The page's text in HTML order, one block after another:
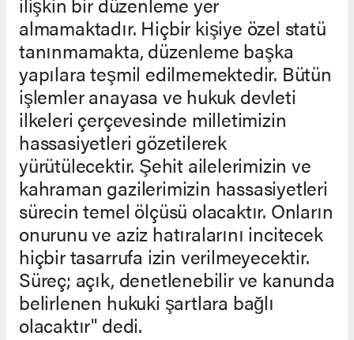
almamaktadır. Hiçbir kişiye özel statü
tanınmamakta, düzenleme başka
yapılara teşmil edilmemektedir. Bütün
işlemler anayasa ve hukuk devleti
ilkeleri çerçevesinde milletimizin
hassasiyetleri gözetilerek
yürütülecektir. Şehit ailelerimizin ve
kahraman gazilerimizin hassasiyetleri
sürecin temel ölçüsü olacaktır. Onların
onurunu ve aziz hatıralarını incitecek
hiçbir tasarrufa izin verilmeyecektir.
Süreç; açık, denetlenebilir ve kanunda
belirlenen hukuki şartlara bağlı
olacaktır" dedi.